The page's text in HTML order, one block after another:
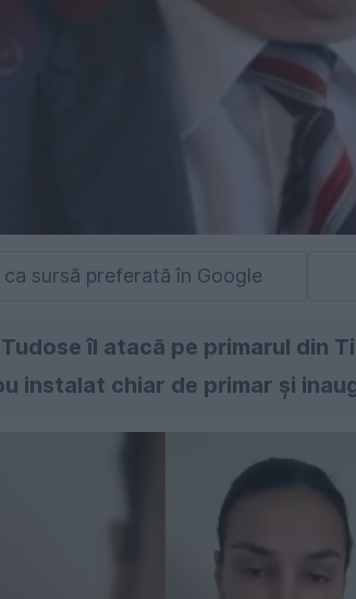
sursă preferată în Google
îl atacă pe primarul din
instalat chiar de primar și